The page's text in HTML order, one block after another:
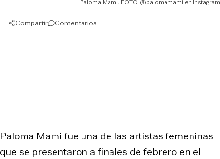
Paloma Mami. FOTO: @palomamami en Instagram
Compartir Comentarios
Paloma Mami fue una de las artistas femeninas
que se presentaron a finales de febrero en el